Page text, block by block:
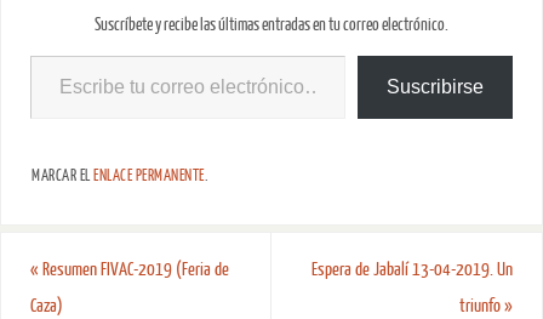
Suscríbete y recibe las últimas entradas en tu correo electrónico.
Suscribirse
MARCAR EL ENLACE PERMANENTE.
« Resumen FIVAC-2019 (Feria de
Caza)
Espera de Jabalí 13-04-2019. Un
triunfo»